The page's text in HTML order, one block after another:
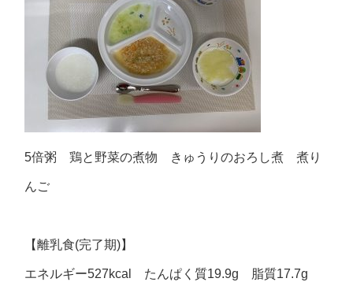
5倍粥 鶏と野菜の煮物 きゅうりのおろし煮 煮り
んご
【離乳食(完了期)】
エネルギー527kcal たんぱく質19.9g 脂質17.7g